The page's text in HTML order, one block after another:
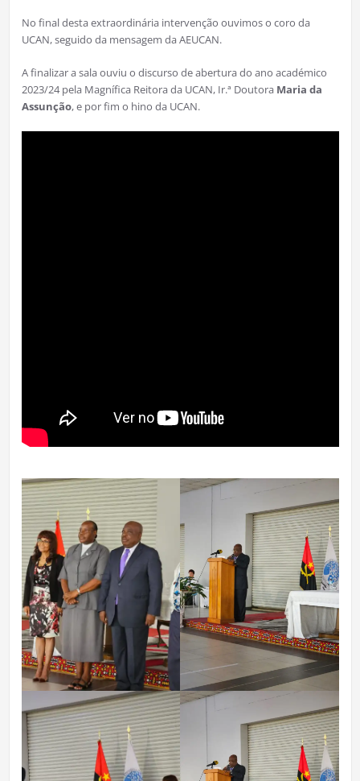
No final desta extraordinária intervenção ouvimos o coro da
UCAN, seguido da mensagem da AEUCAN.
A finalizar a sala ouviu o discurso de abertura do ano académico
2023/24 pela Magnífica Reitora da UCAN, Ir.ª Doutora Maria da
Assunção, e por fim o hino da UCAN.